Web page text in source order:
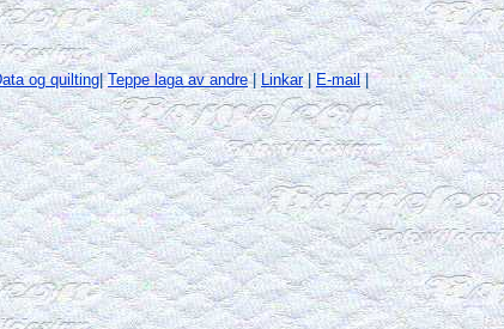
og quilting|Teppe laga av andre|Linkar| E-mail|